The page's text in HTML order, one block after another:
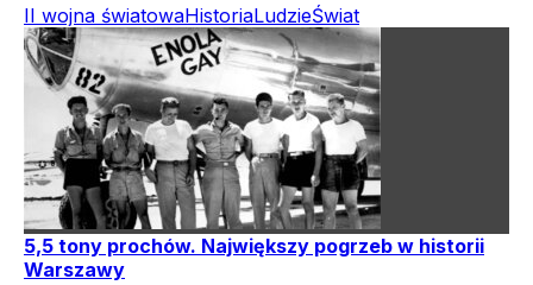
II wojna światowaHistoriaLudzieŚwiat
5,5 tony prochów. Największy pogrzeb w historii
Warszawy